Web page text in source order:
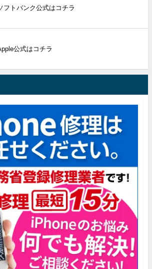
フトバンク公式はコチラ
公式はコチラ